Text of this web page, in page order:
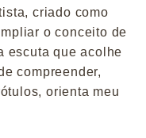
criado como
o conceito de
escuta que acolhe
compreender,
orienta meu